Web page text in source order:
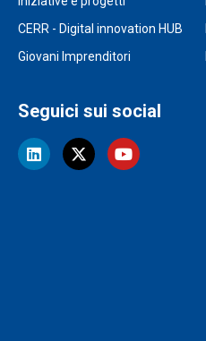
CERR - Digital innovation HUB
Giovani Imprenditori
Seguici sui social